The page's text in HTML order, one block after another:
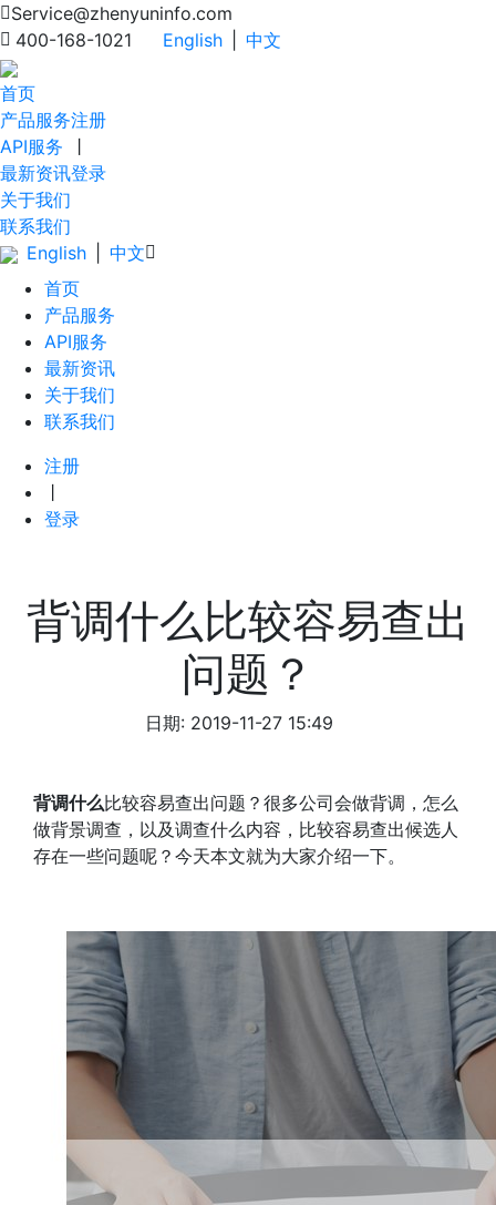
Service@zhenyuninfo.com
400-168-1021
English 中文
首页
产品服务
API服务
最新资讯
关于我们
联系我们
注册
登录
English
中文
首页
产品服务
API服务
最新资讯
关于我们
联系我们
注册
登录
背调什么比较容易查出
问题？
日期: 2019-11-27 15:49
背调什么比较容易查出问题？很多公司会做背调，怎么
做背景调查，以及调查什么内容，比较容易查出候选人
存在一些问题呢？今天本文就为大家介绍一下。